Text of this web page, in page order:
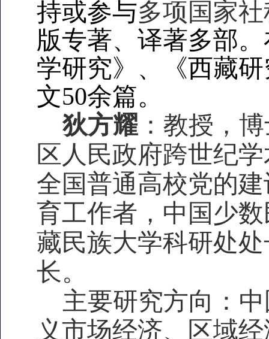
持或参与多项国家
版专著、译著多部
学研究》、《西藏
文50余篇。
狄方耀 ： 教授，
区人民政府跨世纪
全国普通高校党的
育工作者，中国少
藏民族大学科研处
长。
主要研究方向：
义市场经济、区域